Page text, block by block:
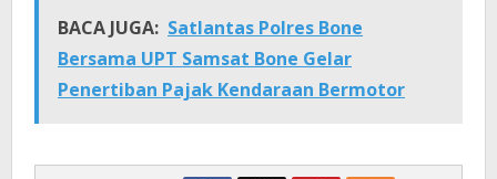
BACA JUGA: Satlantas Polres Bone
Bersama UPT Samsat Bone Gelar
Penertiban Pajak Kendaraan Bermotor